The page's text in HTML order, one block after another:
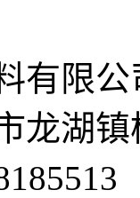
有限公
龙湖